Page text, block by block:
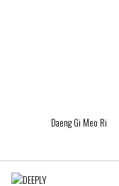
Daeng Gi Meo Ri